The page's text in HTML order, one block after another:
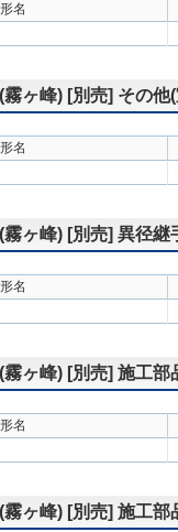
形名
ヶ峰) [別売] その他
形名
ヶ峰) [別売] 異径継
形名
ヶ峰) [別売] 施工部
形名
ヶ峰) [別売] 施工